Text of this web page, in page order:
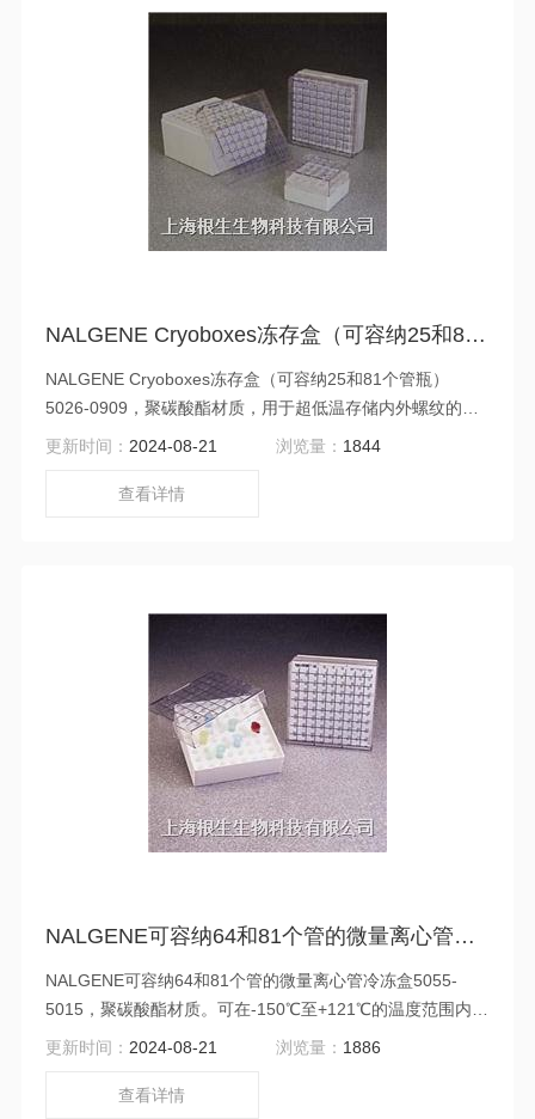
NALGENE Cryoboxes冻存盒（可容纳25和81个管瓶）5026-0909
NALGENE Cryoboxes冻存盒（可容纳25和81个管瓶）
5026-0909，聚碳酸酯材质，用于超低温存储内外螺纹的
1.2、2.0、和5.0ml冻存管。经久耐用，与易破的纸板相比是
有为库存目的而设计的网格，可观察管内物质，关键是为避
更新时间： 2024-08-21 浏览量： 1844
查看详情
NALGENE可容纳64和81个管的微量离心管冷冻盒5055-5015
NALGENE可容纳64和81个管的微量离心管冷冻盒5055-
5015，聚碳酸酯材质。可在-150℃至+121℃的温度范围内
存储微量离心管（不可用于液氮液相）。透明盖上印有为库
号笔在盒盖上进行标记，用于识别。可高温高压灭菌。
更新时间： 2024-08-21 浏览量： 1886
查看详情